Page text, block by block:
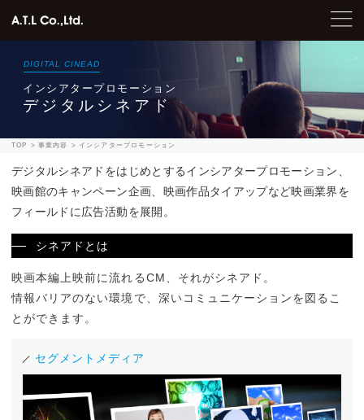
DIGITAL CINEAD
インシアタープロモーション
デジタルシネアド
TOP 事業内容 インシアタープロモーション
デジタルシネアドをはじめとするインシアタープロモーション、
映画館のキャンペーン企画、映画作品タイアップなど映画業界を
フィールドに広告活動を展開。
シネアドとは
映画本編上映前に流れるCM、それがシネアド。
情報バリアのない環境で、深いコミュニケーションを図るこ
とができます。
セグメントメディア